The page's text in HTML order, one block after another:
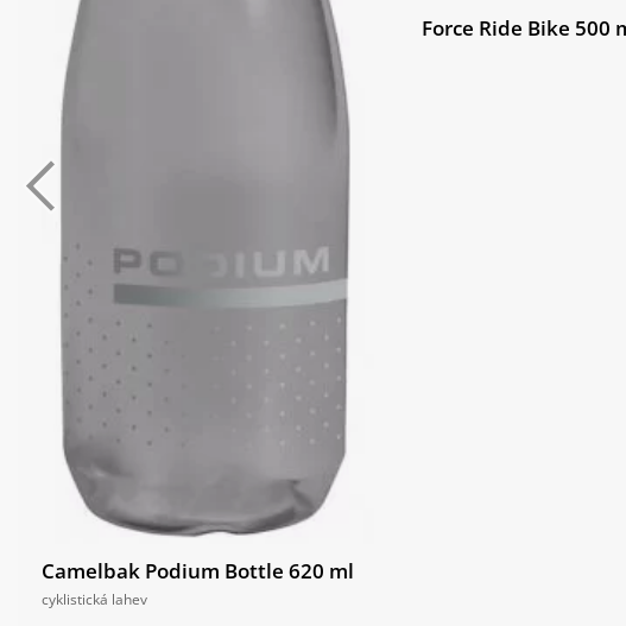
Barva:
Camelbak Podium Bottle 620 ml
cyklistická lahev
Force Ride Bike 500